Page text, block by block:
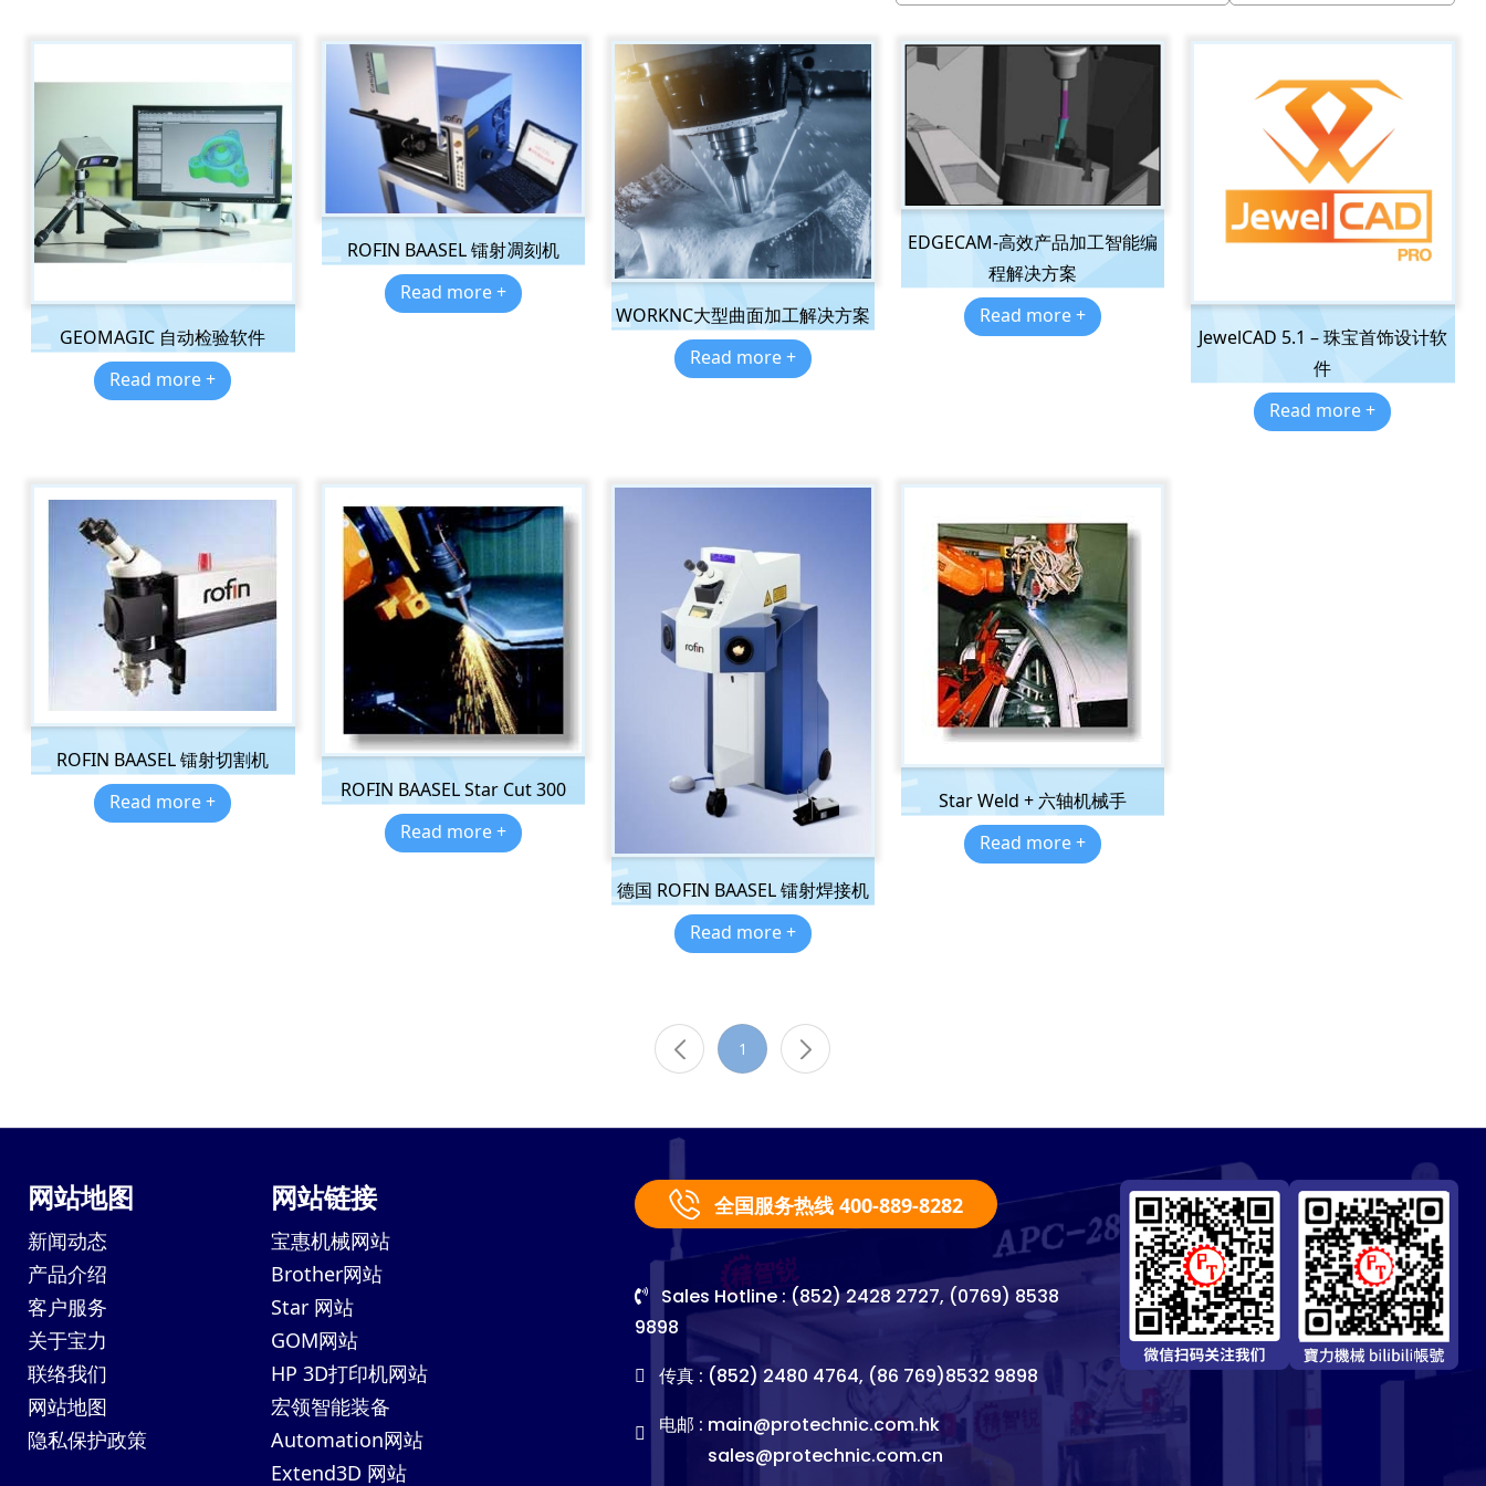
GEOMAGIC 自动检验软件
Read more +
ROFIN BAASEL 镭射凋刻机
Read more +
WORKNC大型曲面加工解决方案
Read more +
EDGECAM-高效产品加工智能编
程解决方案
Read more +
JewelCAD 5.1 – 珠宝首饰设计软
件
Read more +
ROFIN BAASEL 镭射切割机
Read more +
ROFIN BAASEL Star Cut 300
Read more +
德国 ROFIN BAASEL 镭射焊接机
Read more +
Star Weld + 六轴机械手
Read more +
1
网站地图
新闻动态
产品介绍
客户服务
关于宝力
联络我们
网站地图
隐私保护政策
网站链接
宝惠机械网站
Brother网站
Star 网站
GOM网站
HP 3D打印机网站
宏领智能装备
Automation网站
Extend3D 网站
全国服务热线 400-889-8282
Sales Hotline : (852) 2428 2727, (0769) 8538
9898
传真 : (852) 2480 4764, (86 769)8532 9898
电邮 : main@protechnic.com.hk
sales@protechnic.com.cn